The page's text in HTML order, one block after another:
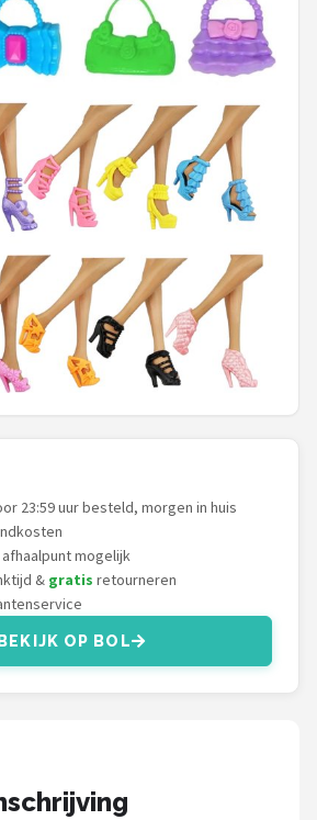
23:59 uur besteld, morgen in huis
mogelijk
& gratis retourneren
BEKIJK OP BOL